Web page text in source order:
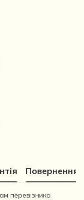
Повернення
перевізника